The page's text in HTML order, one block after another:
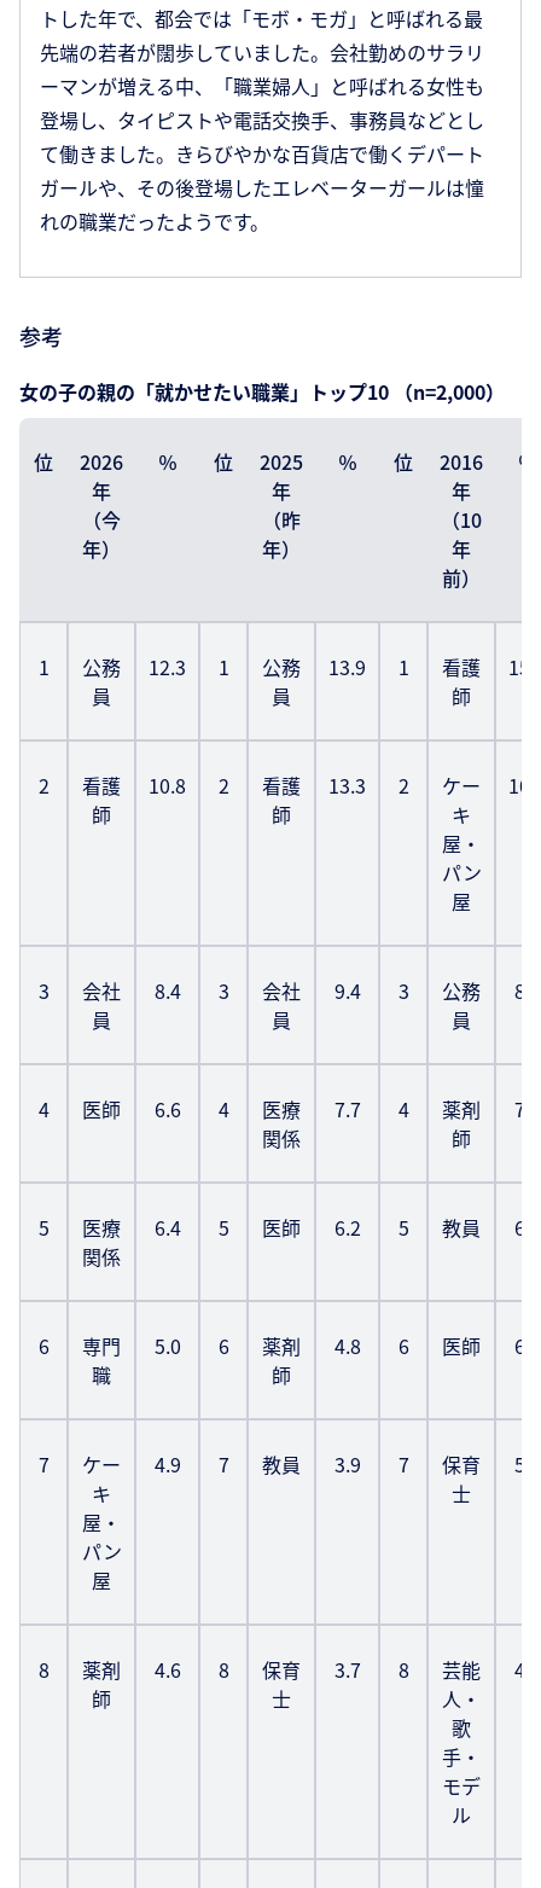
トした年で、都会では「モボ・モガ」と呼ばれる最
先端の若者が闊歩していました。会社勤めのサラリ
ーマンが増える中、「職業婦人」と呼ばれる女性も
登場し、タイピストや電話交換手、事務員などとし
て働きました。きらびやかな百貨店で働くデパート
ガールや、その後登場したエレベーターガールは憧
れの職業だったようです。
参考
女の子の親の「就かせたい職業」トップ10 （n=2,000）
位
2026
年
（今
年）
％ 位
2025
年
（昨
年）
％ 位
2016
年
（10
年
前）
％
1
公務
員
12.3 1
公務
員
13.9 1
看護
師
2
看護
師
10.8 2
看護
師
13.3 2
ケー
キ
屋・
パン
屋
3
会社
員
8.4 3
会社
員
9.4 3
公務
員
8.6
4 医師 6.6 4
医療
関係
7.7 4
薬剤
師
7.7
5
医療
関係
6.4 5 医師 6.2 5 教員 6.7
6
専門
職
5.0 6
薬剤
師
4.8 6 医師 6.2
7
ケー
キ
屋・
パン
屋
4.9 7 教員 3.9 7
保育
士
5.2
8
薬剤
師
4.6 8
保育
士
3.7 8
芸能
人・
歌
手・
モデ
ル
4.8